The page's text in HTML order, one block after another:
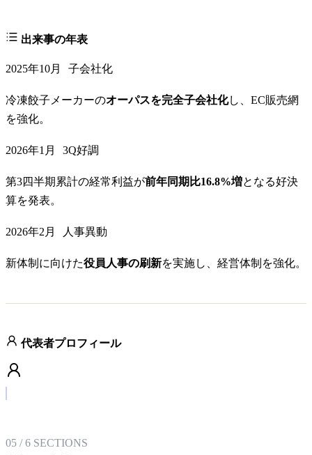
出来事の年表
2025年10月 子会社化
冷凍餃子メーカーのオーパスを完全子会社化し、EC販売網
を強化。
2026年1月 3Q好調
第3四半期累計の経常利益が前年同期比16.8%増となる好決
算を発表。
2026年2月 人事異動
新体制に向けた役員人事の刷新を実施し、経営体制を強化。
代表者プロフィール
05 /6 SECTIONS